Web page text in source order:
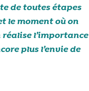
de toutes étapes
le moment où on
réalise l’importance
plus l’envie de